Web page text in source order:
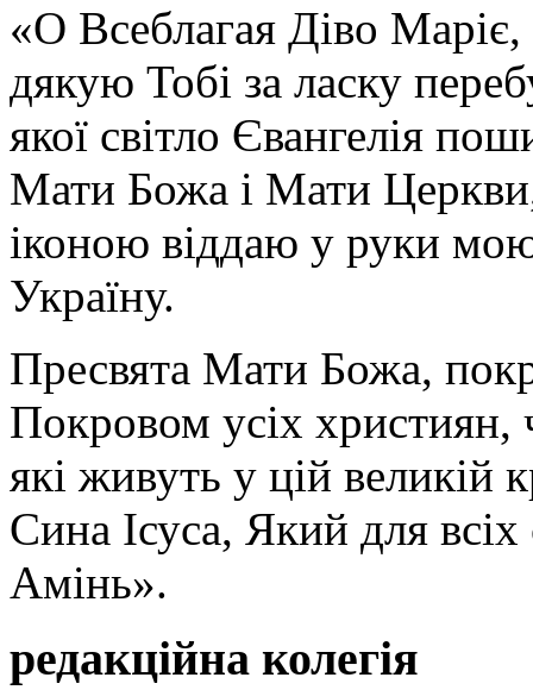
«О Всеблагая Діво
дякую Тобі за ласку
якої світло Євангелія
Мати Божа і Мати
іконою віддаю у руки
Україну.
Пресвята Мати Божа,
Покровом усіх християн,
які живуть у цій великій
Сина Ісуса, Який для
Амінь».
редакційна колегія